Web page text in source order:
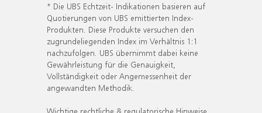
* Die UBS Echtzeit- Indikationen basieren auf
Quotierungen von UBS emittierten Index-
Produkten. Diese Produkte versuchen den
zugrundeliegenden Index im Verhältnis 1:1
nachzufolgen. UBS übernimmt dabei keine
Gewährleistung für die Genauigkeit,
Vollständigkeit oder Angemessenheit der
angewandten Methodik.